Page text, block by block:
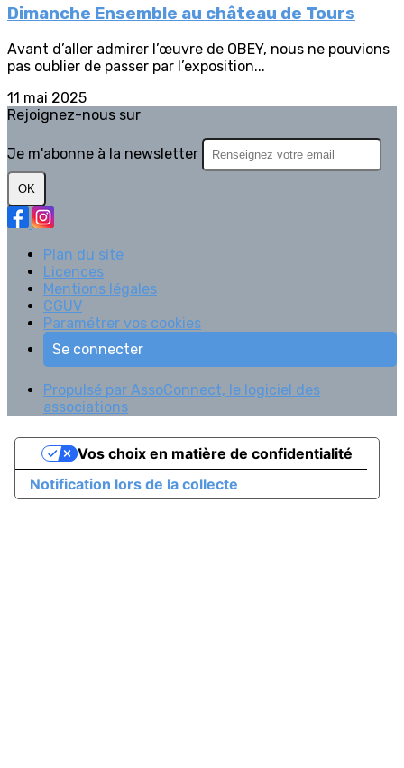
Dimanche Ensemble au château de Tours
Avant d’aller admirer l’œuvre de OBEY, nous ne pouvions
pas oublier de passer par l’exposition...
11 mai 2025
Rejoignez-nous sur
Je m'abonne à la newsletter
OK
Plan du site
Licences
Mentions légales
CGUV
Paramétrer vos cookies
Se connecter
Propulsé par AssoConnect, le logiciel des
associations
Notification lors de la collecte
Vos choix en matière de confidentialité